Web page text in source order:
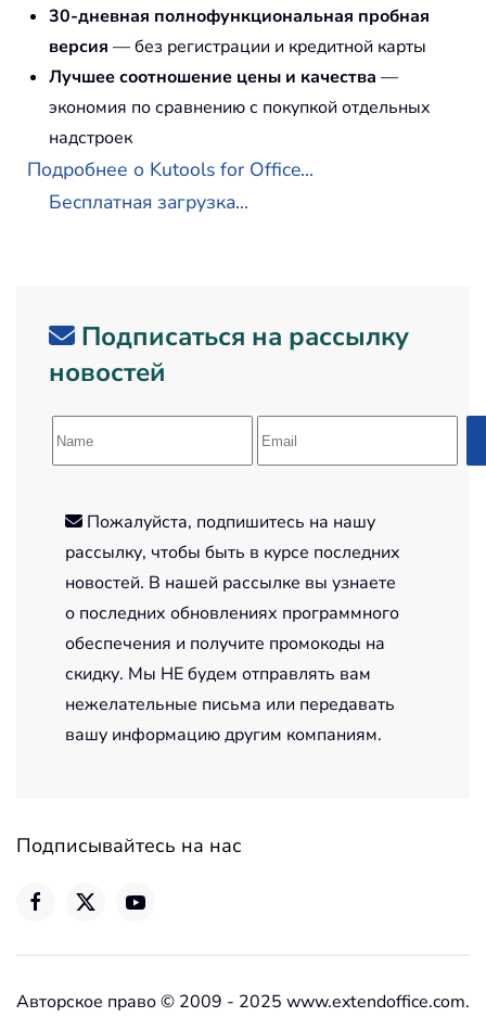
30-дневная полнофункциональная пробная
версия — без регистрации и кредитной карты
Лучшее соотношение цены и качества —
экономия по сравнению с покупкой отдельных
надстроек
Подробнее о Kutools for Office...
Бесплатная загрузка...
Подписаться на рассылку
новостей
Пожалуйста, подпишитесь на нашу
рассылку, чтобы быть в курсе последних
новостей. В нашей рассылке вы узнаете
о последних обновлениях программного
обеспечения и получите промокоды на
скидку. Мы НЕ будем отправлять вам
нежелательные письма или передавать
вашу информацию другим компаниям.
Подписывайтесь на нас
Авторское право © 2009 - 2025 www.extendoffice.com.